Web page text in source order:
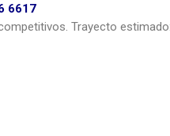
6617
Trayecto